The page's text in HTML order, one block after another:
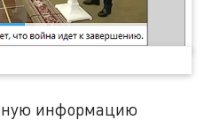
информацию